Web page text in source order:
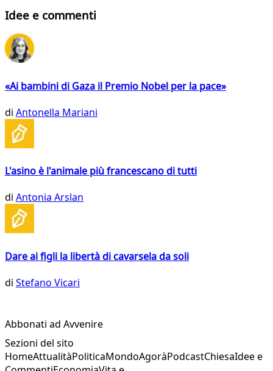
Idee e commenti
«Ai bambini di Gaza il Premio Nobel per la pace»
di Antonella Mariani
L'asino è l'animale più francescano di tutti
di Antonia Arslan
Dare ai figli la libertà di cavarsela da soli
di Stefano Vicari
Abbonati ad Avvenire
Sezioni del sito
HomeAttualitàPoliticaMondoAgoràPodcastChiesaIdee e